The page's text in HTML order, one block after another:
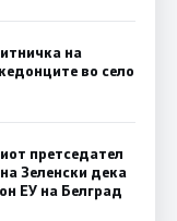
на
во село
претседател
Зеленски дека
ЕУ на Белград